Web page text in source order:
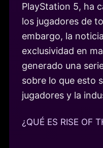
PlayStation 5, ha
los jugadores de
embargo, la
exclusividad en
generado una
sobre lo que esto
jugadores y la
¿QUÉ ES RISE OF